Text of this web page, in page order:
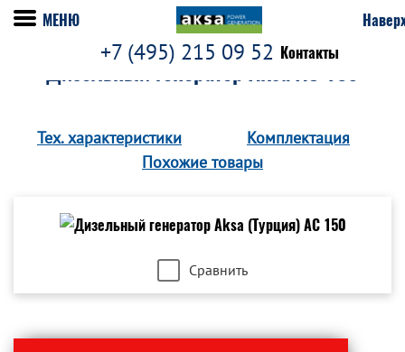
+7 (495) 215 09 52 Контакты
МЕНЮ
Дизельный генератор Aksa AC 150
Тех. характеристики
Комплектация
Похожие товары
Сравнить